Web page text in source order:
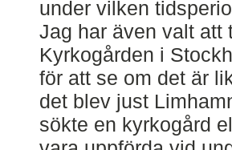
under vilken
Jag har även valt att
Kyrkogården i
för att se om det är
det blev just
sökte en kyrkogård